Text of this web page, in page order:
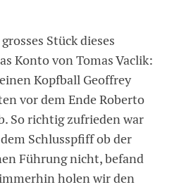
Stück dieses
Konto von Tomas Vaclik:
Kopfball Geoffrey
vor dem Ende Roberto
So richtig zufrieden war
Schlusspfiff ob der
Führung nicht, befand
holen wir den